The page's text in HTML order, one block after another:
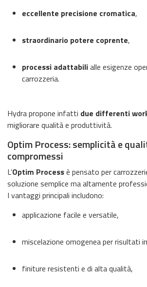
eccellente precisione cromatica,
straordinario potere coprente,
processi adattabilialle esigenze
carrozzeria.
Hydra propone infatti due differenti
migliorare qualità e produttività.
Optim Process: semplicità e
compromessi
L’Optim Processè pensato per
soluzione semplice ma altamente
I vantaggi principali includono:
applicazione facile e versatile,
miscelazione omogenea per risultati
finiture resistenti e di alta qualità,